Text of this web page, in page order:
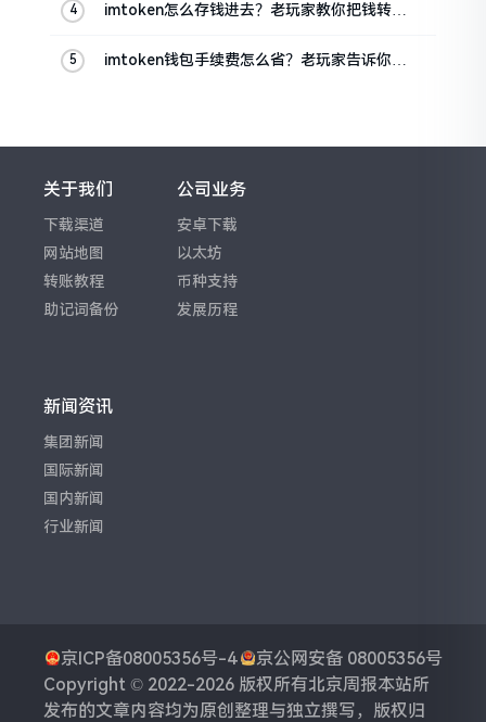
imtoken怎么存钱进去？老玩家教你把钱转进
imtoken钱包手续费怎么省？老玩家告诉你几
关于我们
下载渠道
网站地图
转账教程
助记词备份
公司业务
安卓下载
以太坊
币种支持
发展历程
新闻资讯
集团新闻
国际新闻
国内新闻
行业新闻
京ICP备08005356号-4
京公网安备 08005356号
Copyright © 2022-2026 版权所有北京周报本站所
发布的文章内容均为原创整理与独立撰写，版权归